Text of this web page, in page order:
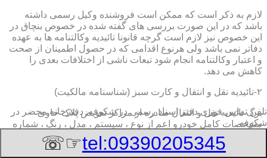
لازم به ذکر است که ممکن است فروشنده وکیل رسمی داشته
باشد که در این صورت بررسی های گفته شده در خصوص بنچاق در
این خصوص نیز لازم است گرچه قانونا تائیدیه وکالتنامه ها به عهده
دفاتر نمی باشد ولی هرنوع اقدامی که در حصول اطمینان از صحت
و اعتبار وکالتنامه انجام شود تبعات ناشی از اختلافات بعدی را
کاهش می دهد.
۲-تائیدیه نقل و انتقال و کارت سبز (شناسنامه مالکیت)
برگ تائیدیه نقل و انتقال صادره از مراکز تعویض پلاک حاوی
مشخصات کامل خودرو اعم از نوع ، سیستم ، مدل ، رنگ ، شماره
صدر صفحه و مشخصات فروشنده و خریدار اعم از مشخصات
تلفن تماس فوریدفتر اسناد رسمی در شکوفه, دفترخانه,محضر در
شکوفه
tel:09390205345
☞☏